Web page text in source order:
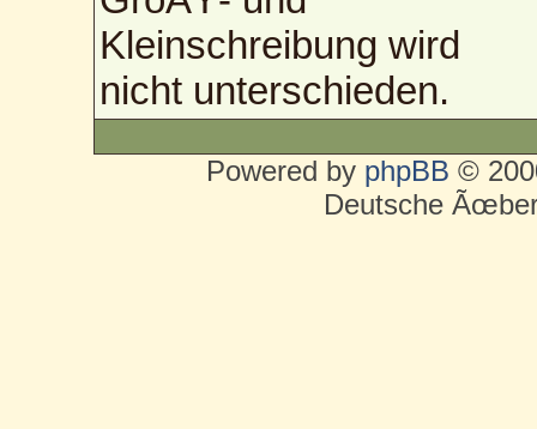
Kleinschreibung wird
nicht unterschieden.
Powered by phpBB ©
Deutsche